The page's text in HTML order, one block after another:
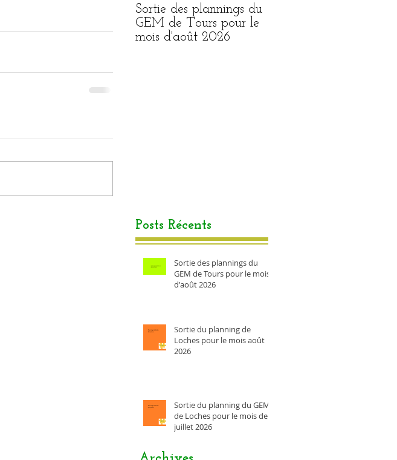
Sortie des plannings du
GEM de Tours pour le
mois d'août 2026
Posts Récents
Sortie des plannings du
GEM de Tours pour le mois
d'août 2026
Sortie du planning de
Loches pour le mois août
2026
Sortie du planning du GEM
de Loches pour le mois de
juillet 2026